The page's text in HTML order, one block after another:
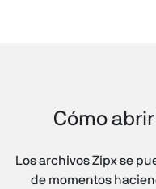
Cómo
Los archivos Zipx se
de momentos